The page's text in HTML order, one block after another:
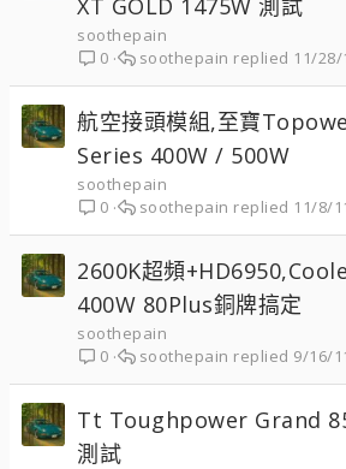
XT GOLD 1475W 測試
soothepain
0
11/28/
soothepain
航空接頭模組,至寶
Series 400W / 500W
soothepain
0
11/8/
soothepain
2600K超頻
400W 80Plus銅牌搞定
soothepain
0
9/16/
soothepain
Tt Toughpower Grand
測試